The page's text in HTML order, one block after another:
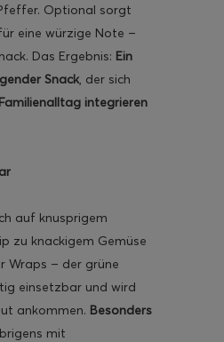
Optional sorgt
eine würzige Note –
Das Ergebnis: Ein
Snack, der sich
integrieren
auf knusprigem
zu knackigem Gemüse
Wraps – der grüne
einsetzbar und wird
ankommen. Besonders
mit